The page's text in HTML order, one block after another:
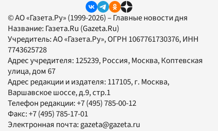
© АО «Газета.Ру» (1999-2026) – Главные новости дня
Название: Газета.Ru (Gazeta.Ru)
Учредитель:АО «Газета.Ру», ОГРН 1067761730376, ИНН
7743625728
Адрес учредителя: 125239, Россия, Москва, Коптевская
улица, дом 67
Адрес редакции и издателя: 117105, г. Москва,
Варшавское шоссе, д.9, стр.1
Телефон редакции:+7 (495) 785-00-12
Факс:+7 (495) 785-17-01
Электронная почта: gazeta@gazeta.ru